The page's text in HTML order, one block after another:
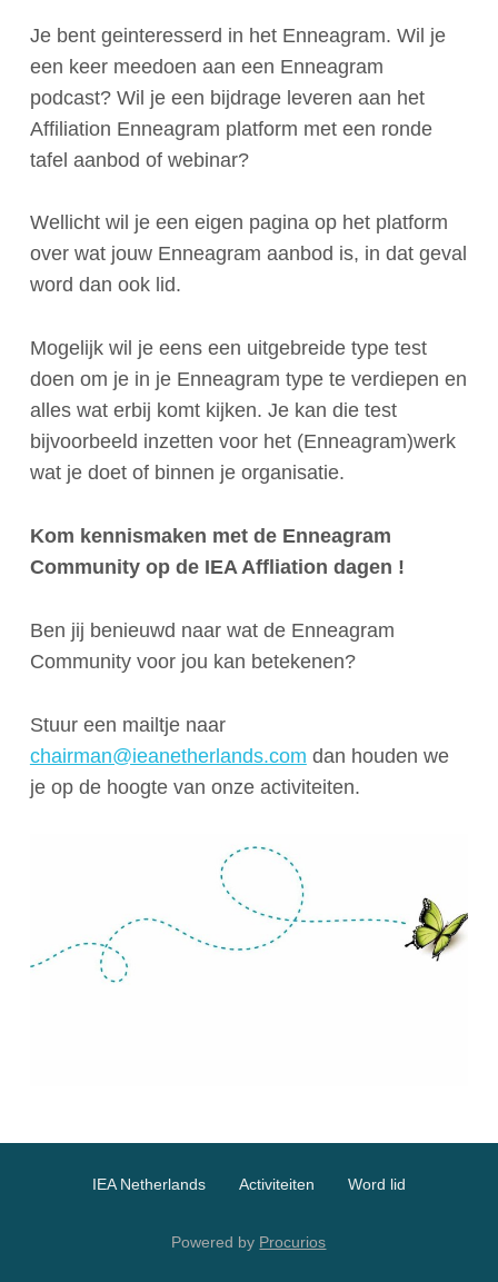
Je bent geinteresserd in het Enneagram. Wil je
een keer meedoen aan een Enneagram
podcast? Wil je een bijdrage leveren aan het
Affiliation Enneagram platform met een ronde
tafel aanbod of webinar?
Wellicht wil je een eigen pagina op het platform
over wat jouw Enneagram aanbod is, in dat geval
word dan ook lid.
Mogelijk wil je eens een uitgebreide type test
doen om je in je Enneagram type te verdiepen en
alles wat erbij komt kijken. Je kan die test
bijvoorbeeld inzetten voor het (Enneagram)werk
wat je doet of binnen je organisatie.
Kom kennismaken met de Enneagram
Community op de IEA Affliation dagen !
Ben jij benieuwd naar wat de Enneagram
Community voor jou kan betekenen?
Stuur een mailtje naar
chairman@ieanetherlands.com dan houden we
je op de hoogte van onze activiteiten.
IEA Netherlands Activiteiten Word lid
Powered by Procurios